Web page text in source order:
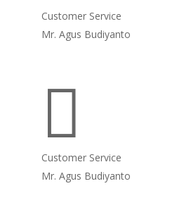
Customer Service
Mr. Agus Budiyanto

Customer Service
Mr. Agus Budiyanto